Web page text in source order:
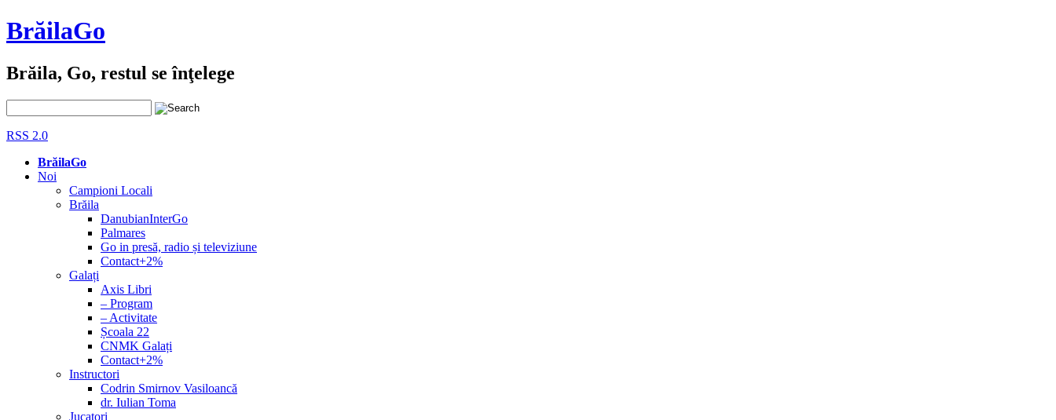
BrăilaGo
Brăila, Go, restul se înţelege
RSS 2.0
BrăilaGo
Noi
Campioni Locali
Brăila
DanubianInterGo
Palmares
Go in presă, radio și televiziune
Contact+2%
Galați
Axis Libri
– Program
– Activitate
Școala 22
CNMK Galați
Contact+2%
Instructori
Codrin Smirnov Vasiloancă
dr. Iulian Toma
Jucatori